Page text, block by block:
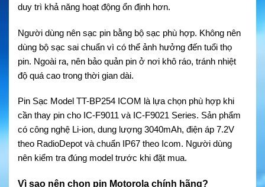
duy trì khả năng hoạt động ổn định hơn.
Người dùng nên sạc pin bằng bộ sạc phù hợp. Không nên
dùng bộ sạc sai chuẩn vì có thể ảnh hưởng đến tuổi thọ
pin. Ngoài ra, nên bảo quản pin ở nơi khô ráo, tránh nhiệt
độ quá cao trong thời gian dài.
Pin Sạc Model TT-BP254 ICOM là lựa chọn phù hợp khi
cần thay pin cho IC-F9011 và IC-F9021 Series. Sản phẩm
có công nghệ Li-ion, dung lượng 3040mAh, điện áp 7.2V
theo RadioDepot và chuẩn IP67 theo Icom. Người dùng
nên kiểm tra đúng model trước khi đặt mua.
Vì sao nên chọn pin Motorola chính hãng?